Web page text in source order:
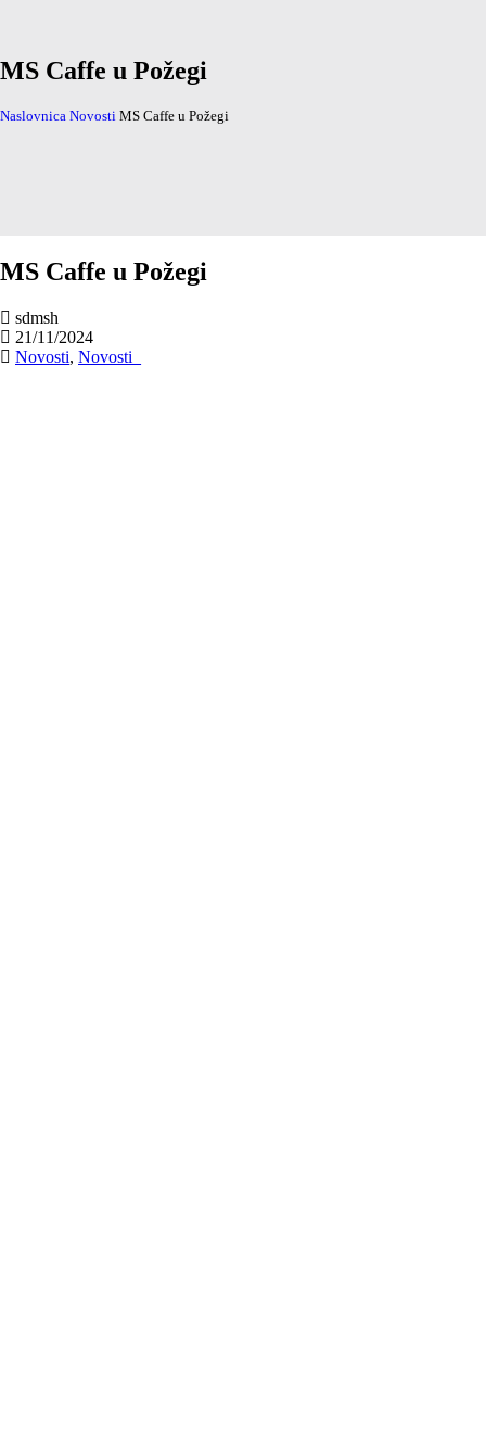
MS Caffe u Požegi
Naslovnica Novosti MS Caffe u Požegi
MS Caffe u Požegi
sdmsh
21/11/2024
Novosti, Novosti_